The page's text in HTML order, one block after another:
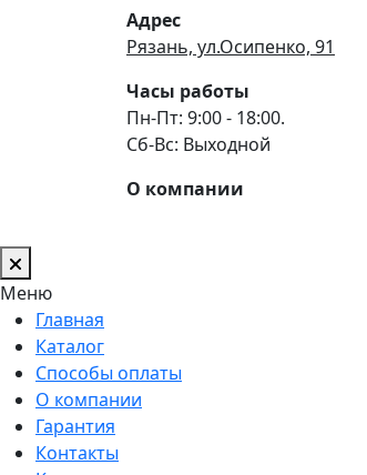
Адрес
Рязань, ул.Осипенко, 91
Часы работы
Пн-Пт: 9:00 - 18:00.
Сб-Вс: Выходной
О компании
Меню
Главная
Каталог
Способы оплаты
О компании
Гарантия
Контакты